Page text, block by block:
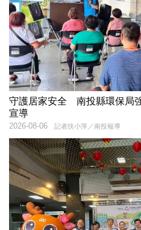
守護居家安全 南投縣環保局
宣導
記者扶小萍／南投報導
2026-08-06